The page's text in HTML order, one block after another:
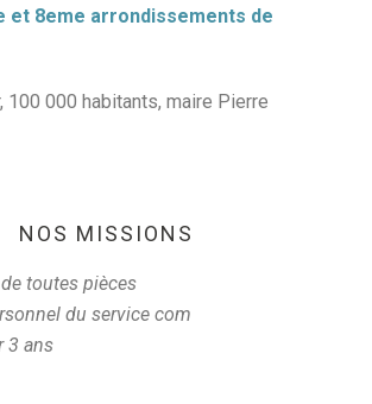
et 8eme arrondissements de
100 000 habitants, maire Pierre
NOS MISSIONS
toutes pièces
du service com
3 ans